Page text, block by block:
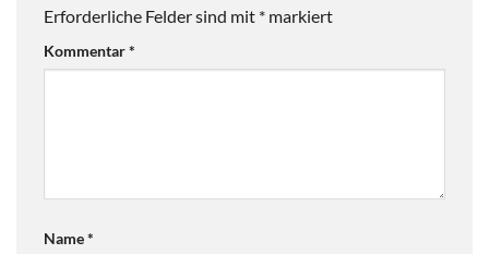
Erforderliche Felder sind mit * markiert
Kommentar*
Name*